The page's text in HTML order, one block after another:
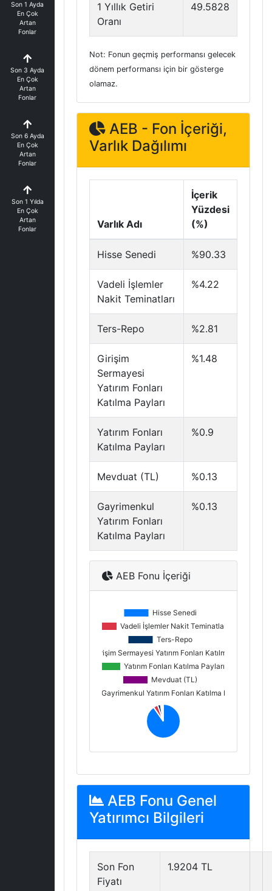
Son 1 Ayda
En Çok
Artan
Fonlar
Son 3 Ayda
En Çok
Artan
Fonlar
Son 6 Ayda
En Çok
Artan
Fonlar
Son 1 Yılda
En Çok
Artan
Fonlar
1 Yıllık Getiri
Oranı
49.5828
Not: Fonun geçmiş performansı gelecek
dönem performansı için bir gösterge
olamaz.
AEB - Fon İçeriği,
Varlık Dağılımı
Varlık Adı
İçerik
Yüzdesi
(%)
Hisse Senedi %90.33
Vadeli İşlemler
Nakit Teminatları
%4.22
Ters-Repo %2.81
Girişim
Sermayesi
Yatırım Fonları
Katılma Payları
%1.48
Yatırım Fonları
Katılma Payları
%0.9
Mevduat (TL) %0.13
Gayrimenkul
Yatırım Fonları
Katılma Payları
%0.13
AEB Fonu İçeriği
AEB Fonu Genel
Yatırımcı Bilgileri
Son Fon
Fiyatı
1.9204 TL